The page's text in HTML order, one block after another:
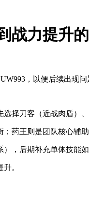
战力提升
，以便后续出现问
择刀客（近战肉盾）
药王则是团队核心辅
，后期补充单体技能如
。